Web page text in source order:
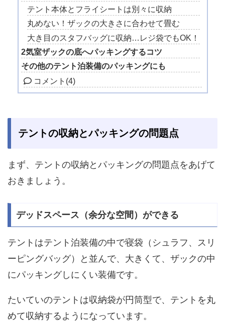
テント本体とフライシートは別々に収納
丸めない！ザックの大きさに合わせて畳む
大き目のスタフバッグに収納…レジ袋でもOK！
2気室ザックの底へパッキングするコツ
その他のテント泊装備のパッキングにも
コメント (4)
テントの収納とパッキングの問題点
まず、テントの収納とパッキングの問題点をあげて
おきましょう。
デッドスペース（余分な空間）ができる
テントはテント泊装備の中で寝袋（シュラフ、スリ
ーピングバッグ）と並んで、大きくて、ザックの中
にパッキングしにくい装備です。
たいていのテントは収納袋が円筒型で、テントを丸
めて収納するようになっています。